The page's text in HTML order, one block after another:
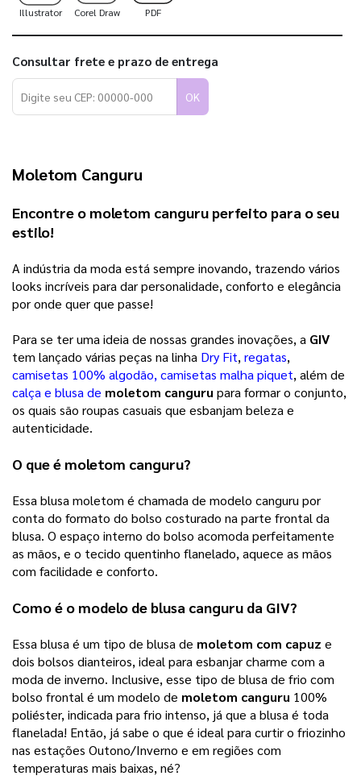
Illustrator Corel Draw PDF
Consultar frete e prazo de entrega
OK
Moletom Canguru
Encontre o moletom canguru perfeito para o seu
estilo!
A indústria da moda está sempre inovando, trazendo vários
looks incríveis para dar personalidade, conforto e elegância
por onde quer que passe!
Para se ter uma ideia de nossas grandes inovações, a GIV
tem lançado várias peças na linha Dry Fit, regatas
camisetas 100% algodão, camisetas malha piquet
calça e blusa de moletom canguru para formar o conjunto,
os quais são roupas casuais que esbanjam beleza e
autenticidade.
O que é moletom canguru?
Essa blusa moletom é chamada de modelo canguru por
conta do formato do bolso costurado na parte frontal da
blusa. O espaço interno do bolso acomoda perfeitamente
as mãos, e o tecido quentinho flanelado, aquece as mãos
com facilidade e conforto.
Como é o modelo de blusa canguru da GIV?
Essa blusa é um tipo de blusa de moletom com capuz e
dois bolsos dianteiros, ideal para esbanjar charme com a
moda de inverno. Inclusive, esse tipo de blusa de frio com
bolso frontal é um modelo de moletom canguru 100%
poliéster, indicada para frio intenso, já que a blusa é toda
flanelada! Então, já sabe o que é ideal para curtir o friozinho
nas estações Outono/Inverno e em regiões com
temperaturas mais baixas, né?